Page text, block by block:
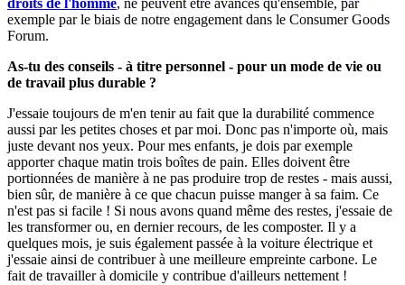
droits de l'homme, ne peuvent être avancés qu'ensemble, par
exemple par le biais de notre engagement dans le Consumer Goods
Forum.
As-tu des conseils - à titre personnel - pour un mode de vie ou
de travail plus durable ?
J'essaie toujours de m'en tenir au fait que la durabilité commence
aussi par les petites choses et par moi. Donc pas n'importe où, mais
juste devant nos yeux. Pour mes enfants, je dois par exemple
apporter chaque matin trois boîtes de pain. Elles doivent être
portionnées de manière à ne pas produire trop de restes - mais aussi,
bien sûr, de manière à ce que chacun puisse manger à sa faim. Ce
n'est pas si facile ! Si nous avons quand même des restes, j'essaie de
les transformer ou, en dernier recours, de les composter. Il y a
quelques mois, je suis également passée à la voiture électrique et
j'essaie ainsi de contribuer à une meilleure empreinte carbone. Le
fait de travailler à domicile y contribue d'ailleurs nettement !